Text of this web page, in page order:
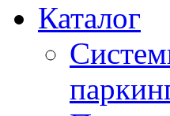
Каталог